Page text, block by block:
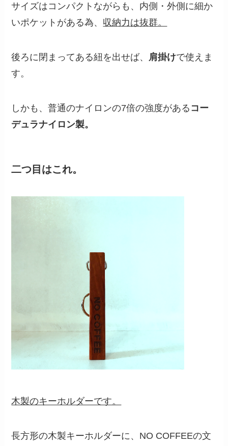
サイズはコンパクトながらも、内側・外側に細か
いポケットがある為、 収納力は抜群。
後ろに閉まってある紐を出せば、 肩掛けで使えま
す。
しかも、普通のナイロンの7倍の強度がある コー
デュラナイロン製。
二つ目はこれ。
木製のキーホルダーです。
長方形の木製キーホルダーに、NO COFFEEの文